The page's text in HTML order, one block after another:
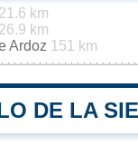
km
km
Ardoz 151 km
DE LA